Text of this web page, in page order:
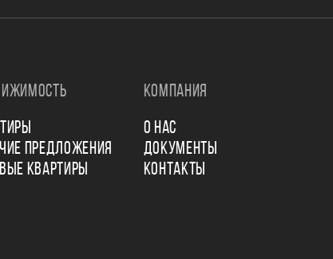
ПРЕДЛОЖЕНИЯ
КВАРТИРЫ
КОМПАНИЯ
О НАС
ДОКУМЕНТЫ
КОНТАКТЫ